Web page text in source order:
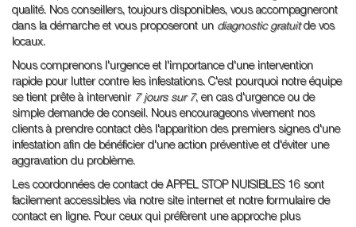
qualité. Nos conseillers, toujours disponibles, vous accompagneront
dans la démarche et vous proposeront un diagnostic gratuitde vos
locaux.
Nous comprenons l'urgence et l'importance d'une intervention
rapide pour lutter contre les infestations. C'est pourquoi notre équipe
se tient prête à intervenir 7 jours sur 7, en cas d'urgence ou de
simple demande de conseil. Nous encourageons vivement nos
clients à prendre contact dès l'apparition des premiers signes d'une
infestation afin de bénéficier d'une action préventive et d'éviter une
aggravation du problème.
Les coordonnées de contact de APPEL STOP NUISIBLES 16 sont
facilement accessibles via notre site internet et notre formulaire de
contact en ligne. Pour ceux qui préfèrent une approche plus